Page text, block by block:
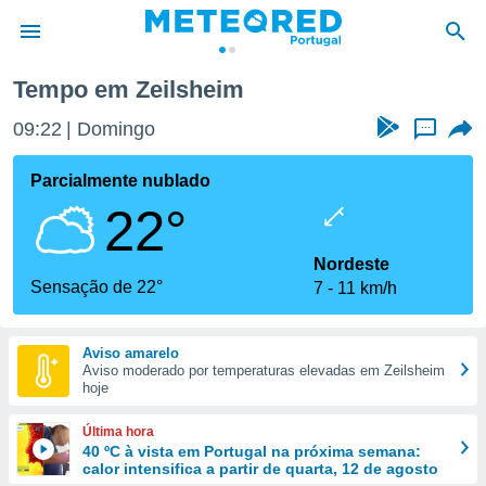
da
foi
fornecidas
a este
das
e
forma
digital
Tempo em Zeilsheim
09:22 Domingo ...
Parcialmente nublado
22°
Sensação de 22°
Nordeste
7
11 km/h
Aviso amarelo
Aviso moderado por temperaturas elevadas em Zeilsheim
hoje
Última hora
40 ºC à vista em Portugal na próxima semana:
calor intensifica a partir de quarta, 12 de agosto